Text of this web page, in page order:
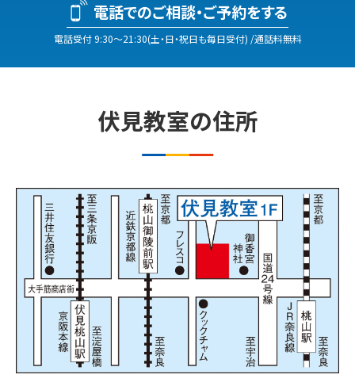
電話でのご相談・ご予約をする
電話受付9:30〜21:30(土・日・祝日も毎日受付) /通話料無料
伏見​教室の住所